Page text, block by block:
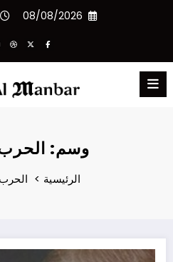
08/08/2026
وسم: الحرب
الرئيسية الحرب